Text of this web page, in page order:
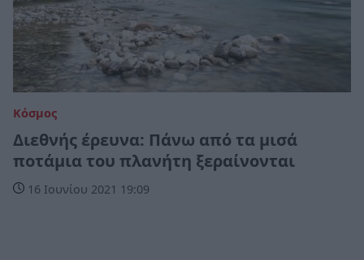
Κόσμος
Διεθνής έρευνα: Πάνω από τα μισά
ποτάμια του πλανήτη ξεραίνονται
16 Ιουνίου 2021 19:09